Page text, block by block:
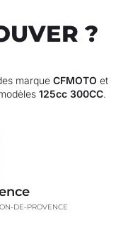
?
marque CFMOTO et
125cc 300CC.
DE-PROVENCE